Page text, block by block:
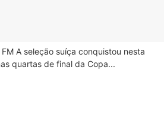
A seleção suíça conquistou nesta
quartas de final da Copa...